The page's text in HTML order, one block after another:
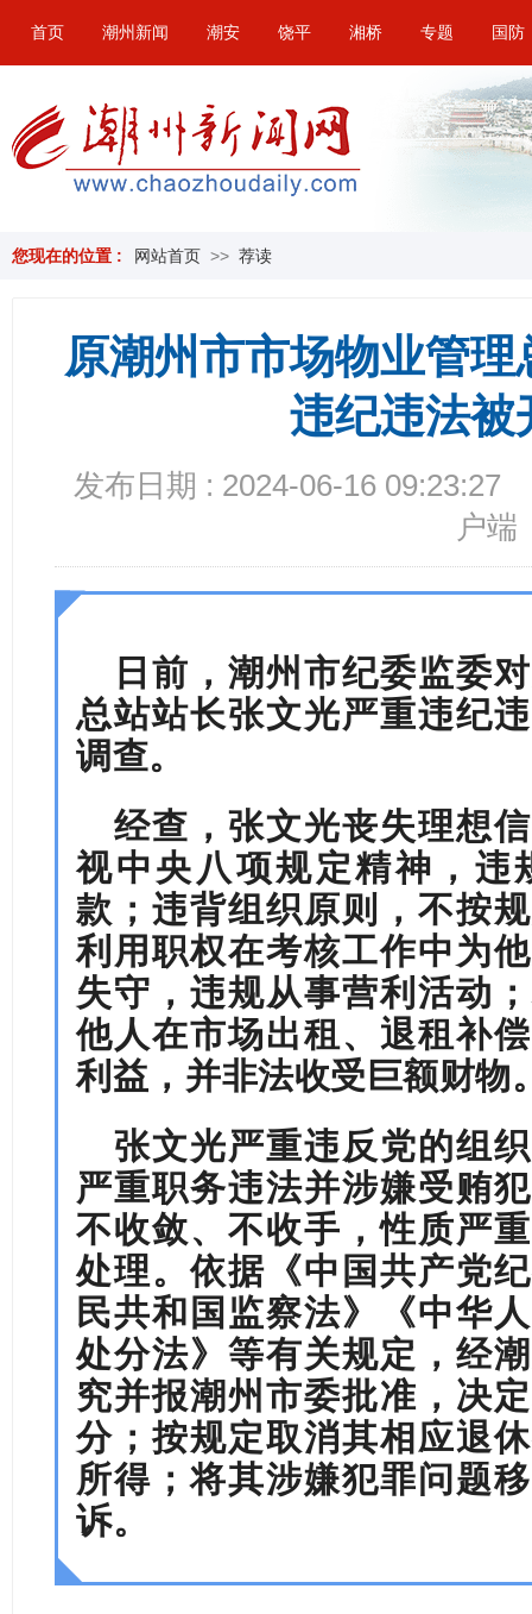
首页 潮州新闻 潮安 饶平 湘桥 专题 国防
您现在的位置 : 网站首页 >> 荐读
原潮州市市场物业管
违纪违法被
发布日期 : 2024-06-16 09:23:27
户端
日前，潮州市纪委监委
总站站长张文光严重违纪
调查。
经查，张文光丧失理想
视中央八项规定精神，违
款；违背组织原则，不按
利用职权在考核工作中为
失守，违规从事营利活动
他人在市场出租、退租补
利益，并非法收受巨额财物
张文光严重违反 党的组
严重职务违法并涉嫌受贿
不收敛、不收手，性质严
处理。依据《中国共产党
民共和国监察法》
《中华
处分法》等有关规定，经
究并报潮州市委批准，决
分；按规定取消其相应退
所得；将其涉嫌犯罪问题
诉。